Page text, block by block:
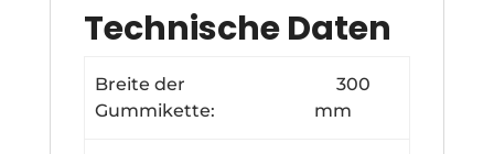
Technische Daten
Breite der
Gummikette:
300
mm